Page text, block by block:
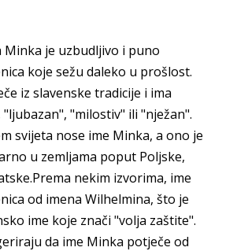
Minka je uzbudljivo i puno
koje sežu daleko u prošlost.
iz slavenske tradicije i ima
"ljubazan", "milostiv" ili "nježan".
svijeta nose ime Minka, a ono je
u zemljama poput Poljske,
nekim izvorima, ime
od imena Wilhelmina, što je
ime koje znači "volja zaštite".
da ime Minka potječe od